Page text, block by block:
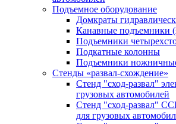
Подъемное оборудование
Домкраты
Канавные подъемники
Подъемники
Подкатные колонны
Подъемники
Стенды «развал-схождение»
Стенд "сход-развал"
грузовых автомобилей
Стенд "сход-развал"
для грузовых